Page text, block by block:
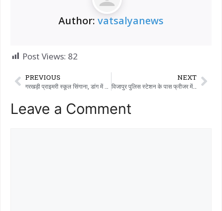
Author: vatsalyanews
Post Views: 82
PREVIOUS NEXT
विजापुर पुलिस स्टेशन के पास फ्रीजर में शॉर्ट सर्किट से घर में आग लग गई, 5 लाख रुपये का नुकसान
Leave a Comment